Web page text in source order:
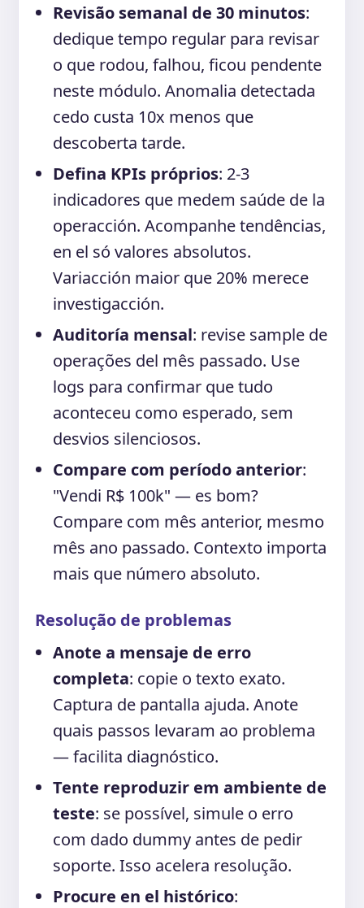
Revisão semanal de 30 minutos:
dedique tempo regular para revisar
o que rodou, falhou, ficou pendente
neste módulo. Anomalia detectada
cedo custa 10x menos que
descoberta tarde.
Defina KPIs próprios: 2-3
indicadores que medem saúde de la
operacción. Acompanhe tendências,
en el só valores absolutos.
Variacción maior que 20% merece
investigacción.
Auditoría mensal: revise sample de
operações del mês passado. Use
logs para confirmar que tudo
aconteceu como esperado, sem
desvios silenciosos.
Compare com período anterior:
"Vendi R$ 100k" — es bom?
Compare com mês anterior, mesmo
mês ano passado. Contexto importa
mais que número absoluto.
Resolução de problemas
Anote a mensaje de erro
completa: copie o texto exato.
Captura de pantalla ajuda. Anote
quais passos levaram ao problema
— facilita diagnóstico.
Tente reproduzir em ambiente de
teste: se possível, simule o erro
com dado dummy antes de pedir
soporte. Isso acelera resolução.
Procure en el histórico: